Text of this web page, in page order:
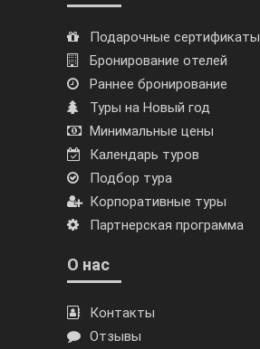
Подарочные сертификаты
Бронирование отелей
Раннее бронирование
Туры на Новый год
Минимальные цены
Календарь туров
Подбор тура
Корпоративные туры
Партнерская программа
О нас
Контакты
Отзывы